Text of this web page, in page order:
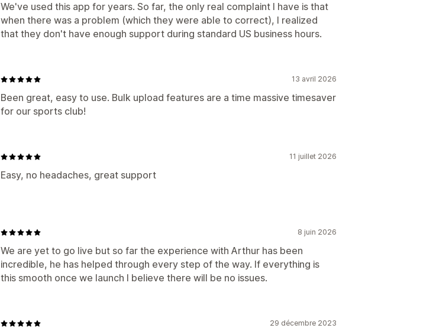
We've used this app for years. So far, the only real complaint I have is that
when there was a problem (which they were able to correct), I realized
that they don't have enough support during standard US business hours.
13 avril 2026
Been great, easy to use. Bulk upload features are a time massive timesaver
for our sports club!
11 juillet 2026
Easy, no headaches, great support
8 juin 2026
We are yet to go live but so far the experience with Arthur has been
incredible, he has helped through every step of the way. If everything is
this smooth once we launch I believe there will be no issues.
29 décembre 2023